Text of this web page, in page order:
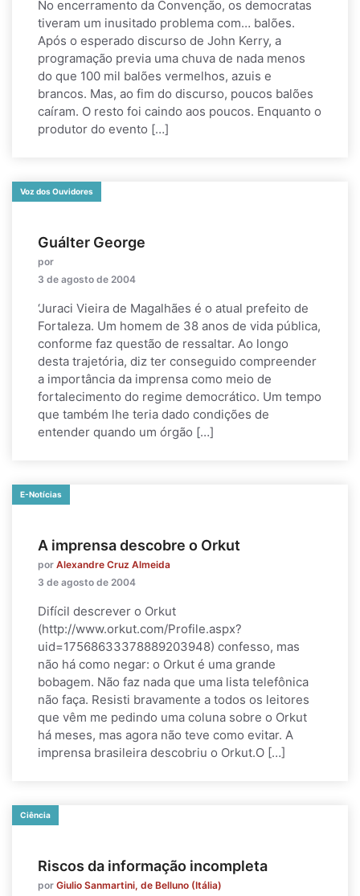
No encerramento da Convenção, os democratas
tiveram um inusitado problema com… balões.
Após o esperado discurso de John Kerry, a
programação previa uma chuva de nada menos
do que 100 mil balões vermelhos, azuis e
brancos. Mas, ao fim do discurso, poucos balões
caíram. O resto foi caindo aos poucos. Enquanto o
produtor do evento […]
Voz dos Ouvidores
Guálter George
por
3 de agosto de 2004
‘Juraci Vieira de Magalhães é o atual prefeito de
Fortaleza. Um homem de 38 anos de vida pública,
conforme faz questão de ressaltar. Ao longo
desta trajetória, diz ter conseguido compreender
a importância da imprensa como meio de
fortalecimento do regime democrático. Um tempo
que também lhe teria dado condições de
entender quando um órgão […]
E-Notícias
A imprensa descobre o Orkut
por Alexandre Cruz Almeida
3 de agosto de 2004
Difícil descrever o Orkut
(http://www.orkut.com/Profile.aspx?
uid=17568633378889203948) confesso, mas
não há como negar: o Orkut é uma grande
bobagem. Não faz nada que uma lista telefônica
não faça. Resisti bravamente a todos os leitores
que vêm me pedindo uma coluna sobre o Orkut
há meses, mas agora não teve como evitar. A
imprensa brasileira descobriu o Orkut.O […]
Ciência
Riscos da informação incompleta
por Giulio Sanmartini, de Belluno (Itália)